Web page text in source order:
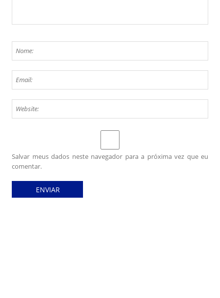
Salvar meus dados neste navegador para a próxima vez que eu
comentar.